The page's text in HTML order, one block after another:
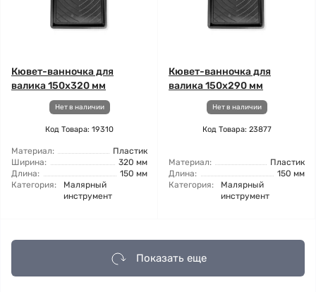
Кювет-ванночка для
валика 150x320 мм
Нет в наличии
Код Товара: 19310
Материал:
Пластик
Ширина:
320 мм
Длина:
150 мм
Категория:
Малярный
инструмент
Кювет-ванночка для
валика 150x290 мм
Нет в наличии
Код Товара: 23877
Материал:
Пластик
Длина:
150 мм
Категория:
Малярный
инструмент
Показать еще